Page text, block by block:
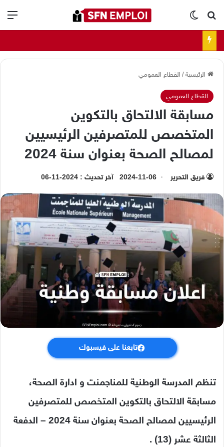
بحث عنالوضع المظلم
الرئيسية/ القطاع العمومي
القطاع العمومي
مسابقة الالتحاق بالتكوين
المتخصص للمتصرفين الرئيسيين
لمصالح الصحة بعنوان سنة 2024
فريق التحرير 2024-11-06 آخر تحديث : 2024-11-06
تابعنا على فيسبوك
تنظم المدرسة الوطنية للمناجمنت و ادارة الصحة،
مسابقة الالتحاق بالتكوين المتخصص للمتصرفين
الرئيسيين لمصالح الصحة بعنوان سنة 2024 – الدفعة
الثالثة عشر (13) .